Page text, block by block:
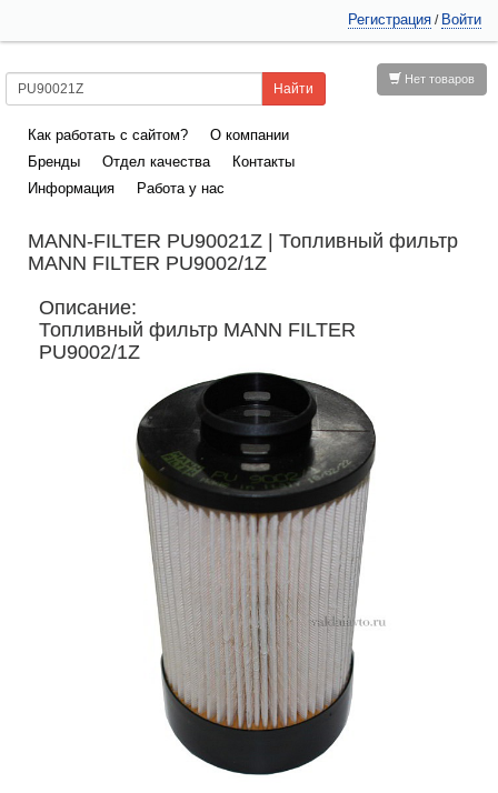
Регистрация / Войти
Нет товаров
Как работать с сайтом?
О компании
Бренды
Отдел качества
Контакты
Информация
Работа у нас
MANN-FILTER PU90021Z | Топливный фильтр
MANN FILTER PU9002/1Z
Описание:
Топливный фильтр MANN FILTER
PU9002/1Z